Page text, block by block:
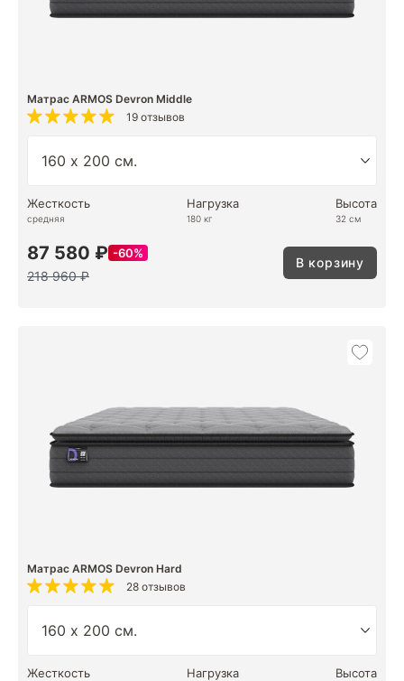
Матрас ARMOS Devron Middle
19 отзывов
Жесткость
средняя
Нагрузка
180 кг
Высота
32 см
87 580 ₽ 60%
218 960 ₽
В корзину
Матрас ARMOS Devron Hard
28 отзывов
Жесткость Нагрузка Высота